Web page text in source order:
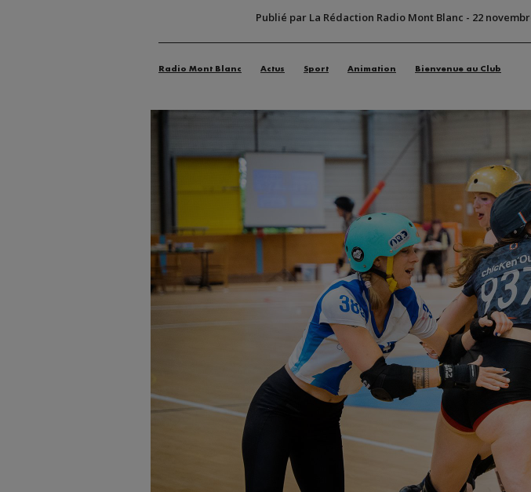
Publié par La Rédaction Radio Mont Blanc - 22
Radio Mont Blanc Actus Sport Animation Bienvenue au Club